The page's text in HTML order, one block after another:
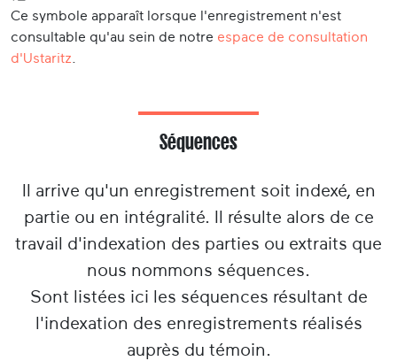
Ce symbole apparaît lorsque l'enregistrement n'est
consultable qu'au sein de notre espace de consultation
d'Ustaritz
Séquences
Il arrive qu'un enregistrement soit indexé, en
partie ou en intégralité. Il résulte alors de ce
travail d'indexation des parties ou extraits que
nous nommons séquences.
Sont listées ici les séquences résultant de
l'indexation des enregistrements réalisés
auprès du témoin.